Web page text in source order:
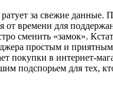
за свежие данные.
времени для
сменить «замок».
простым и
покупки в интернет-
подспорьем для тех,